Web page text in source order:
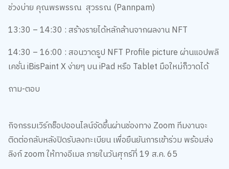
ช่วงบ่าย คุณพรพรรณ สุวรรณ (Pannpam)​
13:30 – 14:30 : สร้างรายได้หลักล้านจากผลงาน NFT
14:30 – 16:00 : สอนวาดรูป NFT Profile picture​ ผ่านแอปพลิ
เคชั่น iBisPaint X ง่ายๆ บน iPad หรือ Tablet มือใหม่ก็วาดได้
ถาม-ตอบ
กิจกรรมเวิร์กช็อปออนไลน์จัดขึ้นผ่านช่องทาง Zoom ทีมงานจะ
ติดต่อกลับหลังปิดรับลงทะเบียน เพื่อยืนยันการเข้าร่วม พร้อมส่ง
ลิงก์ zoom ให้ทางอีเมล ภายในวันศุกร์ที่ 19 ส.ค. 65